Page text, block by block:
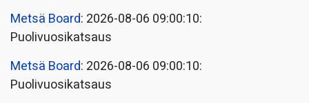
Metsä Board: 2026-08-06 09:00:10:
Puolivuosikatsaus
Metsä Board: 2026-08-06 09:00:10:
Puolivuosikatsaus